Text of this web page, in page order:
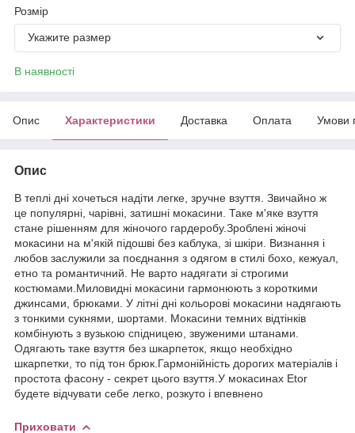
Розмір
Укажите размер
В наявності
Опис Характеристики Доставка Оплата Умови
Опис
В теплі дні хочеться надіти легке, зручне взуття. Звичайно ж
це популярні, чарівні, затишні мокасини. Таке м'яке взуття
стане рішенням для жіночого гардеробу.Зроблені жіночі
мокасини на м'якій підошві без каблука, зі шкіри. Визнання і
любов заслужили за поєднання з одягом в стилі бохо, кежуал,
етно та романтичний. Не варто надягати зі строгими
костюмами.Миловидні мокасини гармонюють з короткими
джинсами, брюками. У літні дні кольорові мокасини надягають
з тонкими сукнями, шортами. Мокасини темних відтінків
комбінують з вузькою спідницею, звуженими штанами.
Одягають таке взуття без шкарпеток, якщо необхідно
шкарпетки, то під тон брюк.Гармонійність дорогих матеріалів і
простота фасону - секрет цього взуття.У мокасинах Etor
будете відчувати себе легко, розкуто і впевнено
Приховати